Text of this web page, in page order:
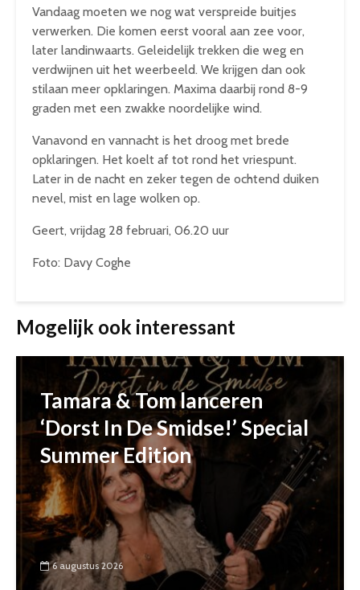
Vandaag moeten we nog wat verspreide buitjes
verwerken. Die komen eerst vooral aan zee voor,
later landinwaarts. Geleidelijk trekken die weg en
verdwijnen uit het weerbeeld. We krijgen dan ook
stilaan meer opklaringen. Maxima daarbij rond 8-9
graden met een zwakke noordelijke wind.
Vanavond en vannacht is het droog met brede
opklaringen. Het koelt af tot rond het vriespunt.
Later in de nacht en zeker tegen de ochtend duiken
nevel, mist en lage wolken op.
Geert, vrijdag 28 februari, 06.20 uur
Foto: Davy Coghe
Mogelijk ook interessant
Tamara & Tom lanceren
‘Dorst In De Smidse!’ Special
Summer Edition
6 augustus 2026